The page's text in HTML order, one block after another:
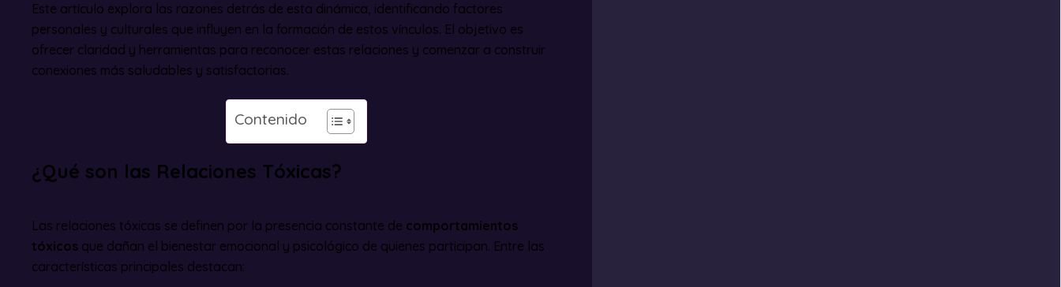
Este artículo explora las razones detrás de esta dinámica, identificando factores
personales y culturales que influyen en la formación de estos vínculos. El objetivo es
ofrecer claridad y herramientas para reconocer estas relaciones y comenzar a construir
conexiones más saludables y satisfactorias.
Contenido
¿Qué son las Relaciones Tóxicas?
Las relaciones tóxicas se definen por la presencia constante de comportamientos
tóxicos que dañan el bienestar emocional y psicológico de quienes participan. Entre las
características principales destacan: